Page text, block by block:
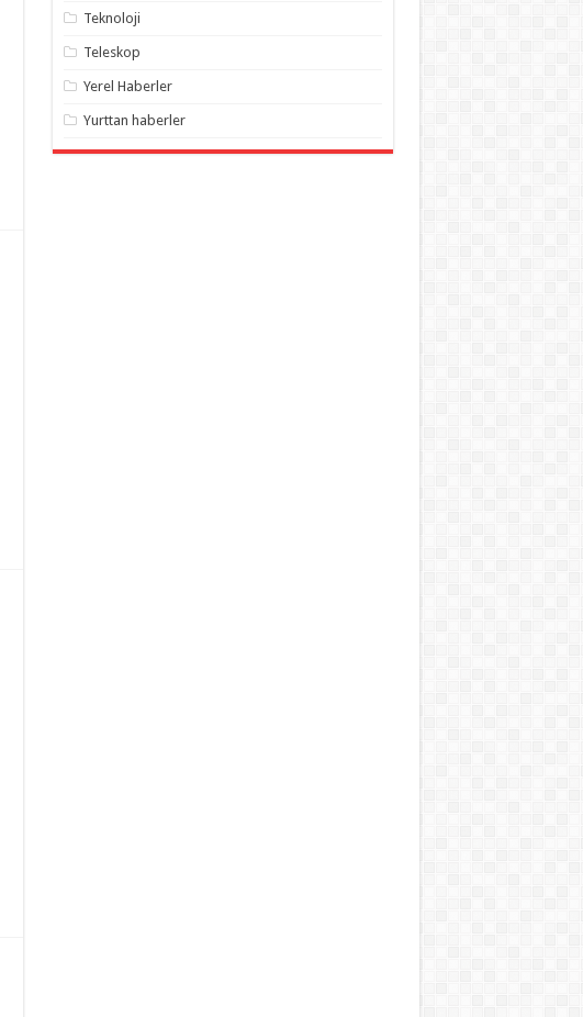
Teknoloji
Teleskop
Yerel Haberler
Yurttan haberler